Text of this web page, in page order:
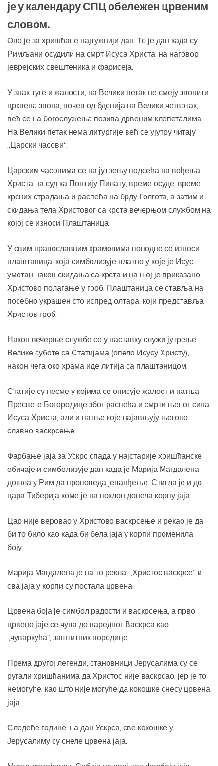
је у календару СПЦ обележен црвеним
словом.
Ово је за хришћане најтужнији дан. То је дан када су
Римљани осудили на смрт Исуса Христа, на наговор
јеврејских свештеника и фарисеја.
У знак туге и жалости, на Велики петак не смеју звонити
црквена звона, почев од бденија на Велики четвртак,
већ се на богослужења позива дрвеним клепеталима.
На Велики петак нема литургије већ се ујутру читају
„Царски часови“.
Царским часовима се на јутрењу подсећа на вођења
Христа на суд ка Понтију Пилату, време осуде, време
крсних страдања и распећа на брду Голгота, а затим и
скидања тела Христовог са крста вечерњом службом на
којој се износи Плаштаница.
У свим православним храмовима поподне се износи
плаштаница, која симболизује платно у које је Исус
умотан након скидања са крста и на њој је приказано
Христово полагање у гроб. Плаштаница се ставља на
посебно украшен сто испред олтара, који представља
Христов гроб.
Након вечерње службе се у наставку служи јутрење
Велике суботе са Статијама (опело Исусу Христу),
након чега око храма иде литија са плаштаницом.
Статије су песме у којима се описује жалост и патња
Пресвете Богородице због распећа и смрти њеног сина
Исуса Христа, али и патње које најављују његово
славно васкрсење.
Фарбање јаја за Ускрс спада у најстарије хришћанске
обичаје и симболизује дан када је Марија Магдалена
дошла у Рим да проповеда јеванђеље. Стигла је и до
цара Тиберија коме је на поклон донела корпу јаја.
Цар није веровао у Христово васкрсење и рекао је да
би то било као када би бела јаја у корпи променила
боју.
Марија Магдалена је на то рекла: „Христос васкрсе“ и
сва јаја у корпи су постала црвена.
Црвена боја је симбол радости и васкрсења, а прво
црвено јаје се чува до наредног Васкрса као
„чуваркућа“, заштитник породице.
Према другој легенди, становници Јерусалима су се
ругали хришћанима да Христос није васкрсао, јер је то
немогуће, као што није могуће да кокошке снесу црвена
јаја.
Следеће године, на дан Ускрса, све кокошке у
Јерусалиму су снеле црвена јаја.